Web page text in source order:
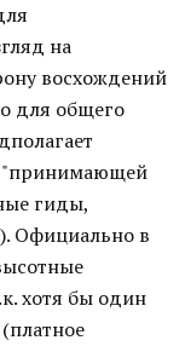
на
восхождений
для общего
"принимающей
гиды,
Официально в
хотя бы один